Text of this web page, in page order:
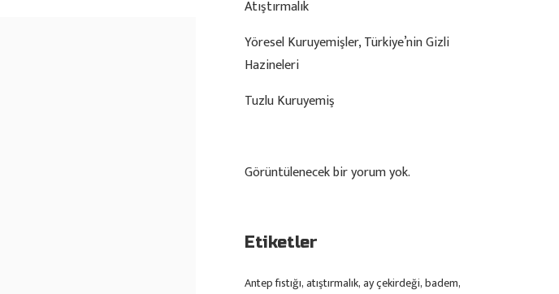
Atıştırmalık
Yöresel Kuruyemişler, Türkiye’nin Gizli
Hazineleri
Tuzlu Kuruyemiş
Görüntülenecek bir yorum yok.
Etiketler
Antep fıstığı atıştırmalık ay çekirdeği badem